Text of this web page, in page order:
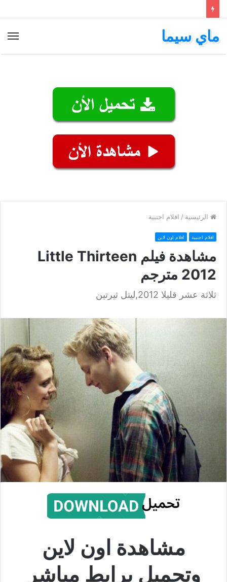
ماي سيما
الرئيسية / افلام اجنبية
افلام اجنبية افلام اون لاين
مشاهدة فيلم Little Thirteen
2012 مترجم
ثلاثة عشر قليلا 2012,ليتل ثيرتين
مشاهدة اون لاين
وتحميل برابط مباشر